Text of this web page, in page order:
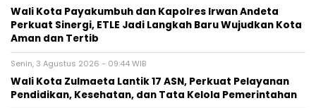
Wali Kota Payakumbuh dan Kapolres Irwan Andeta
Perkuat Sinergi, ETLE Jadi Langkah Baru Wujudkan Kota
Aman dan Tertib
Senin, 3 Agustus 2026 - 09:44 WIB
Wali Kota Zulmaeta Lantik 17 ASN, Perkuat Pelayanan
Pendidikan, Kesehatan, dan Tata Kelola Pemerintahan